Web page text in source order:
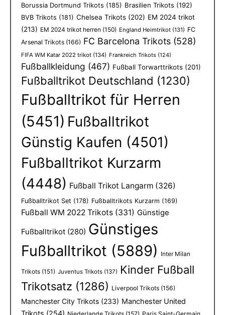
Borussia Dortmund Trikots (185) Brasilien Trikots (192)
BVB Trikots (181) Chelsea Trikots (202) EM 2024 trikot
(213) EM 2024 trikot herren (150) England Heimtrikot (131) FC
Arsenal Trikots (166) FC Barcelona Trikots (528)
FIFA WM Katar 2022 trikot (134) Frankreich Trikots (124)
Fußballkleidung (467) Fußball Torwarttrikots (201)
Fußballtrikot Deutschland (1230)
Fußballtrikot für Herren
(5451) Fußballtrikot
Günstig Kaufen (4501)
Fußballtrikot Kurzarm
(4448) Fußball Trikot Langarm (326)
Fußballtrikot Set (178) Fußballtrikots Kurzarm (169)
Fußball WM 2022 Trikots (331) Günstige
Fußballtrikot (280) Günstiges
Fußballtrikot (5889) Inter Milan
Trikots (151) Juventus Trikots (137) Kinder Fußball
Trikotsatz (1286) Liverpool Trikots (156)
Manchester City Trikots (233) Manchester United
Trikots (254) Niederlande Trikots (157) Paris Saint-Germain